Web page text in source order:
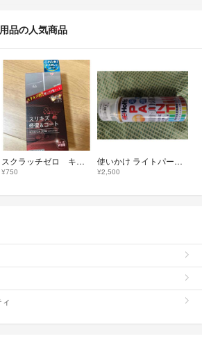
品の人気商品
スクラッチゼロ キズ修復 ホルツ 車 擦り傷 修復 コート
¥750
使いかけ ライトパープルマイカM 9AE スプレー とタッチペン ホルツ
¥2,500